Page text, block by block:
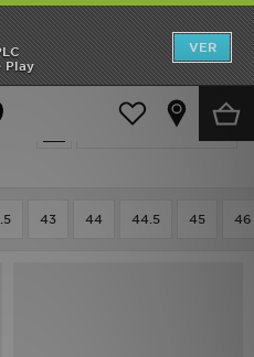
Play
VER
de Homem
Actualizar a pesquisa
43 44 44.5 45 46